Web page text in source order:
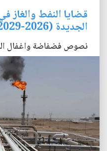
قضايا النفط والغاز
الجديدة (2026-2029)
نصوص فضفاضة واغفال